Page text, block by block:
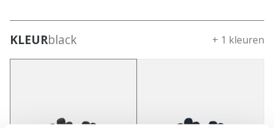
KLEURblack + 1 kleuren